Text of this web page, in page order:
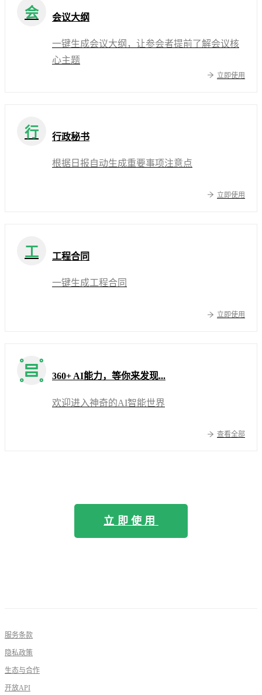
会 会议大纲
一键生成会议大纲，让参会者提前了解会议核
心主题
立即使用
行 行政秘书
根据日报自动生成重要事项注意点
立即使用
工 工程合同
一键生成工程合同
立即使用
360+ AI能力，等你来发现...
欢迎进入神奇的AI智能世界
查看全部
立即使用
服务条款
隐私政策
生态与合作
开放API